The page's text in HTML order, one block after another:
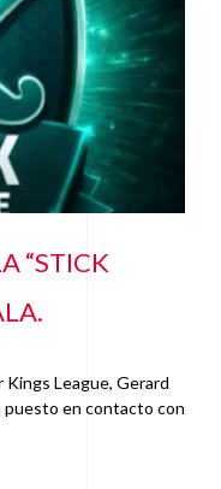
“STICK
League, Gerard
puesto en contacto con